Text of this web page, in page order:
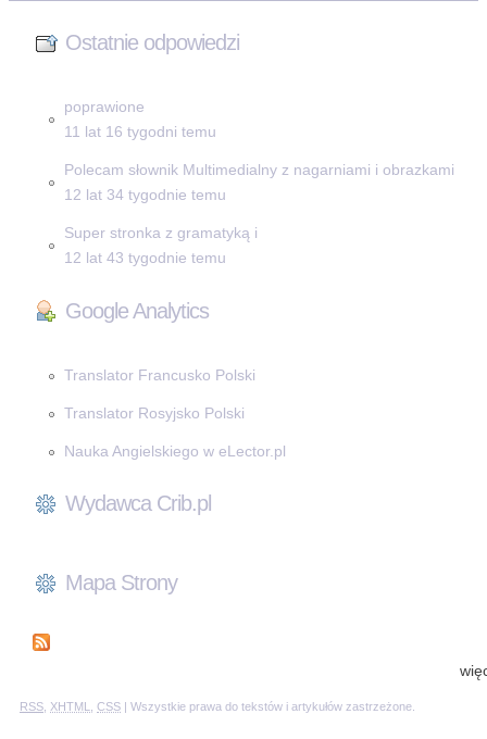
Ostatnie odpowiedzi
poprawione
11 lat 16 tygodni temu
Polecam słownik Multimedialny z nagarniami i obrazkami
12 lat 34 tygodnie temu
Super stronka z gramatyką i
12 lat 43 tygodnie temu
Google Analytics
Translator Francusko Polski
Translator Rosyjsko Polski
Nauka Angielskiego w eLector.pl
Wydawca Crib.pl
Mapa Strony
RSS XHTML CSS | Wszystkie prawa do tekstów i artykułów zastrzeżone.